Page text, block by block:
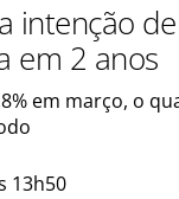
intenção
em 2 anos
em março, o
13h50